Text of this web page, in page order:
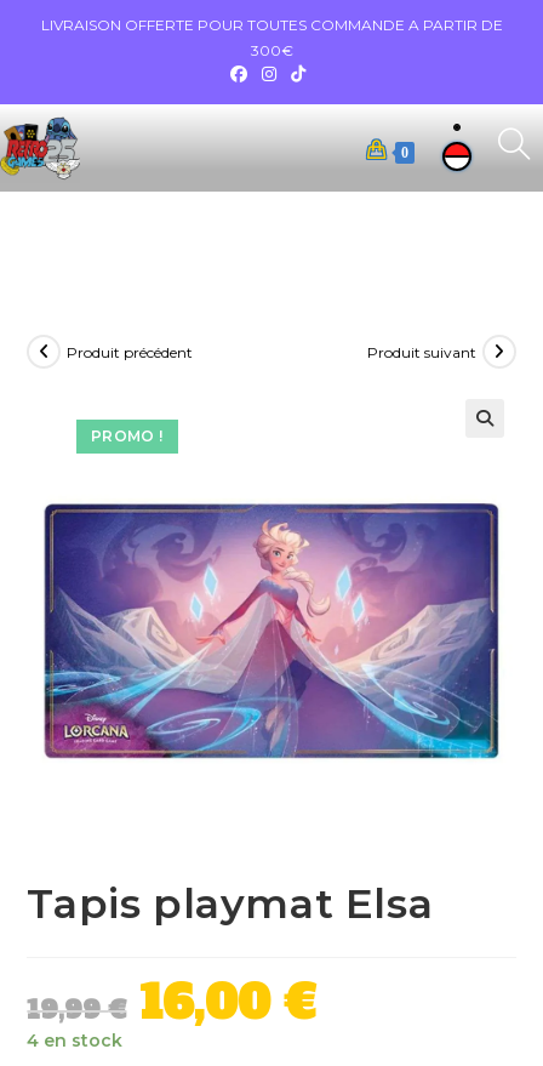
LIVRAISON OFFERTE POUR TOUTES COMMANDE A PARTIR DE
300€
0
PROMO !
Produit précédent Produit suivant
Tapis playmat Elsa
19,99€ 16,00€
4 en stock